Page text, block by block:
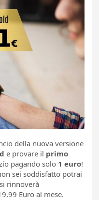
della nuova versione
e provare il primo
pagando solo 1 euro!
sei soddisfatto potrai
rinnoverà
Euro al mese.